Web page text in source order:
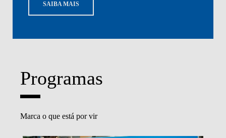
SAIBA MAIS
Programas
Marca o que está por vir